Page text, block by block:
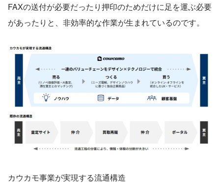
FAXの送付が必要だったり押印のためだけに足を運ぶ必要
があったりと、非効率的な作業が生まれているのです。
カウカモ事業が実現する流通構造